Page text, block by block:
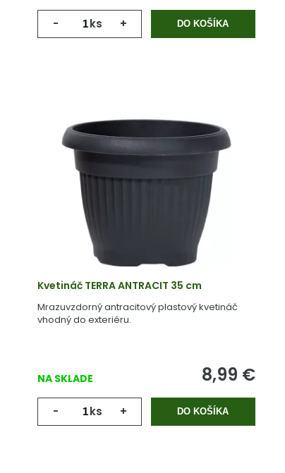
- ks + DO KOŠÍKA
Kvetináč TERRA ANTRACIT 35 cm
Mrazuvzdorný antracitový plastový kvetináč
vhodný do exteriéru.
NA SKLADE 8,99 €
- ks + DO KOŠÍKA